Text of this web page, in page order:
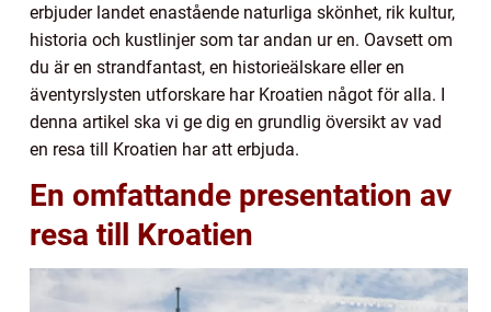
erbjuder landet enastående naturliga skönhet, rik kultur,
historia och kustlinjer som tar andan ur en. Oavsett om
du är en strandfantast, en historieälskare eller en
äventyrslysten utforskare har Kroatien något för alla. I
denna artikel ska vi ge dig en grundlig översikt av vad
en resa till Kroatien har att erbjuda.
En omfattande presentation av
resa till Kroatien